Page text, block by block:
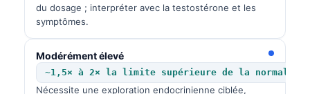
du dosage ; interpréter avec la testostérone et les
symptômes.
Modérément élevé
~1,5× à 2× la limite supérieure de la normale
Nécessite une exploration endocrinienne ciblée,